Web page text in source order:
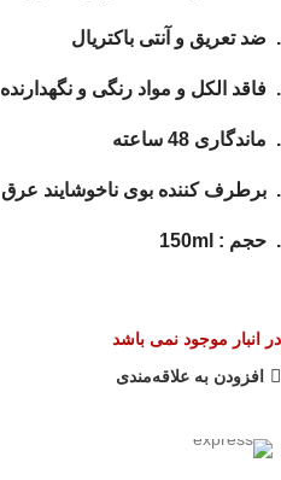
. ضد تعریق و آنتی باکتریال
. فاقد الکل و مواد رنگی و نگهدارنده
. ماندگاری 48 ساعته
. برطرف کننده بوی ناخوشایند عرق
. حجم : 150ml
در انبار موجود نمی باشد
افزودن به علاقه‌مندی